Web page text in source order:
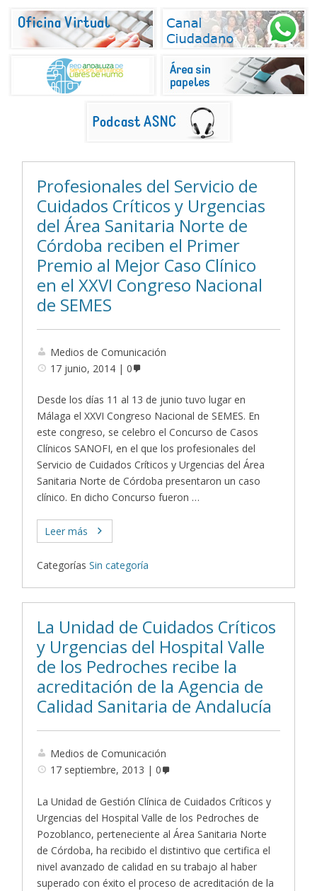
Profesionales del Servicio de
Cuidados Críticos y Urgencias
del Área Sanitaria Norte de
Córdoba reciben el Primer
Premio al Mejor Caso Clínico
en el XXVI Congreso Nacional
de SEMES
Medios de Comunicación
17 junio, 2014
0
Desde los días 11 al 13 de junio tuvo lugar en
Málaga el XXVI Congreso Nacional de SEMES. En
este congreso, se celebro el Concurso de Casos
Clínicos SANOFI, en el que los profesionales del
Servicio de Cuidados Críticos y Urgencias del Área
Sanitaria Norte de Córdoba presentaron un caso
clínico. En dicho Concurso fueron …
Leer más
Categorías Sin categoría
La Unidad de Cuidados Críticos
y Urgencias del Hospital Valle
de los Pedroches recibe la
acreditación de la Agencia de
Calidad Sanitaria de Andalucía
Medios de Comunicación
17 septiembre, 2013
0
La Unidad de Gestión Clínica de Cuidados Críticos y
Urgencias del Hospital Valle de los Pedroches de
Pozoblanco, perteneciente al Área Sanitaria Norte
de Córdoba, ha recibido el distintivo que certifica el
nivel avanzado de calidad en su trabajo al haber
superado con éxito el proceso de acreditación de la